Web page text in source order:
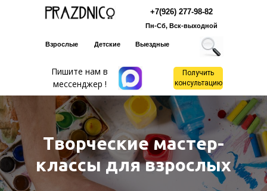
Получить
консультацию
Пишите нам в
мессенджер !
Взрослые Детские Выездные
+7(926) 277-98-82
Пн-Сб, Вск-выходной
Творческие мастер-
классы для взрослых